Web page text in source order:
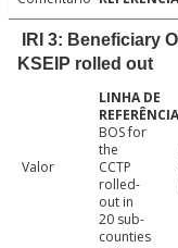
IRI 3: Beneficiary
KSEIP rolled out
Valor
BOS for
the
CCTP
rolled-
out in
20 sub-
counties